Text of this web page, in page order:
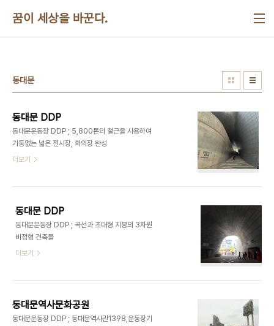
꿈이 세상을 바꾼다.
동대문
동대문 DDP
동대문운동장 DDP ; 5,800톤의 철근을 사용하여
기둥없는 넓은 전시장, 회의장 완성​​
더보기
동대문 DDP
​​동대문운동장 DDP ; 곡선과 초대형 지붕의 3차원
비정형 건축물​​
더보기
동대문역사문화공원
동대문운동장 DDP ; 동대문역사관1398,운동장기